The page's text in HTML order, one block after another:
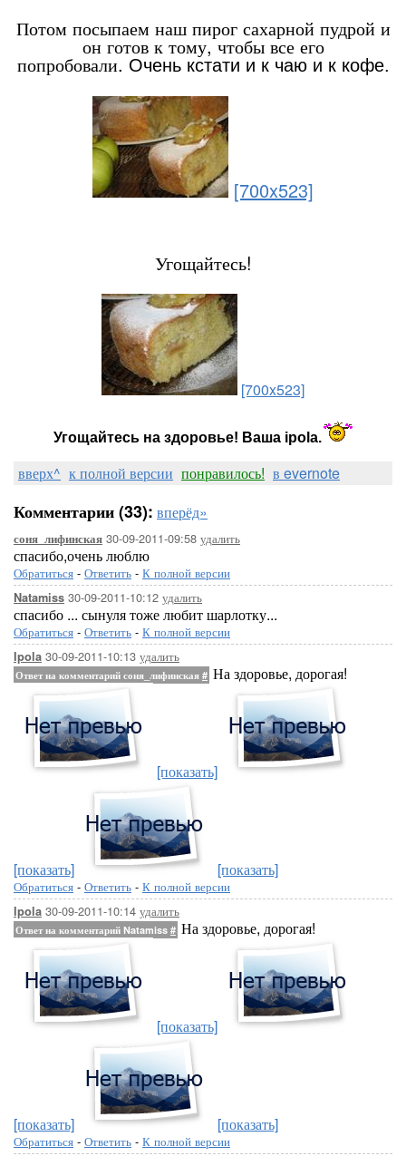
Потом посыпаем наш пирог сахарной пудрой и
он готов к тому, чтобы все его
попробовали. Очень кстати и к чаю и к кофе.
[700x523]
Угощайтесь!
[700x523]
Угощайтесь на здоровье! Ваша ipola.
вверх^ к полной версии понравилось! в evernote
Комментарии (33): вперёд»
соня_лифинская 30-09-2011-09:58 удалить
спасибо,очень люблю
Обратиться - Ответить - К полной версии
Natamiss 30-09-2011-10:12 удалить
спасибо ... сынуля тоже любит шарлотку...
Обратиться - Ответить - К полной версии
Ipola 30-09-2011-10:13 удалить
Ответ на комментарий соня_лифинская # На здоровье, дорогая!
[показать]
[показать] [показать]
Обратиться - Ответить - К полной версии
Ipola 30-09-2011-10:14 удалить
Ответ на комментарий Natamiss # На здоровье, дорогая!
[показать]
[показать] [показать]
Обратиться - Ответить - К полной версии